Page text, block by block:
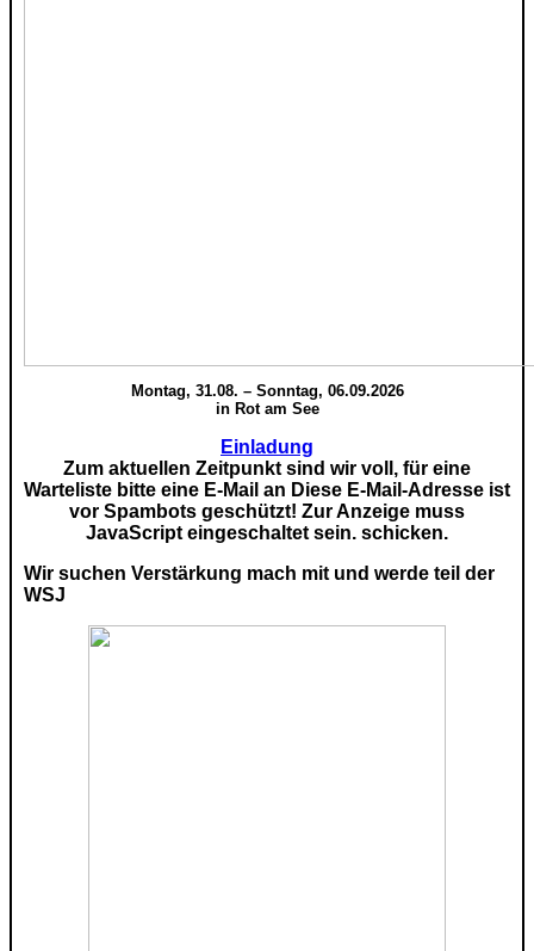
Montag, 31.08. – Sonntag, 06.09.2026
in Rot am See
Einladung
Zum aktuellen Zeitpunkt sind wir voll, für eine
Warteliste bitte eine E-Mail an Diese E-Mail-Adresse ist
vor Spambots geschützt! Zur Anzeige muss
JavaScript eingeschaltet sein. schicken.
Wir suchen Verstärkung mach mit und werde teil der
WSJ